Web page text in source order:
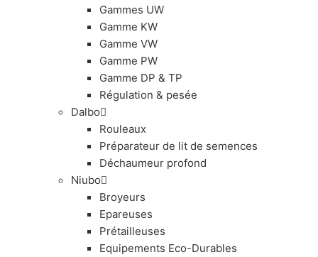
Gammes UW
Gamme KW
Gamme VW
Gamme PW
Gamme DP & TP
Régulation & pesée
Dalbo
Rouleaux
Préparateur de lit de semences
Déchaumeur profond
Niubo
Broyeurs
Epareuses
Prétailleuses
Equipements Eco-Durables